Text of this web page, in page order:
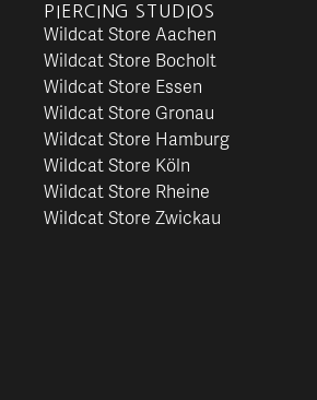
PIERCING STUDIOS
Wildcat Store Aachen
Wildcat Store Bocholt
Wildcat Store Essen
Wildcat Store Gronau
Wildcat Store Hamburg
Wildcat Store Köln
Wildcat Store Rheine
Wildcat Store Zwickau